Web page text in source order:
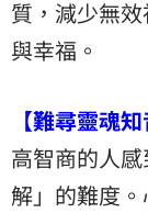
質，減少無
與幸福。
【難尋靈魂
高智商的人
解」的難度